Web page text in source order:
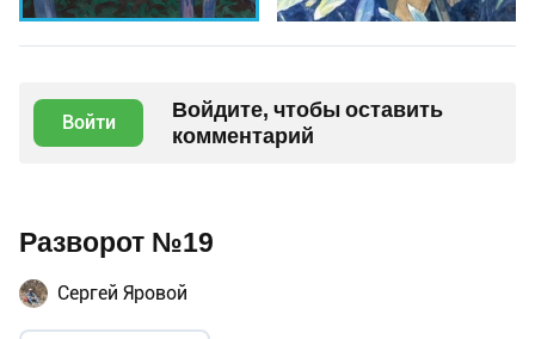
Войти
Войдите, чтобы оставить
комментарий
Разворот №19
Сергей Яровой